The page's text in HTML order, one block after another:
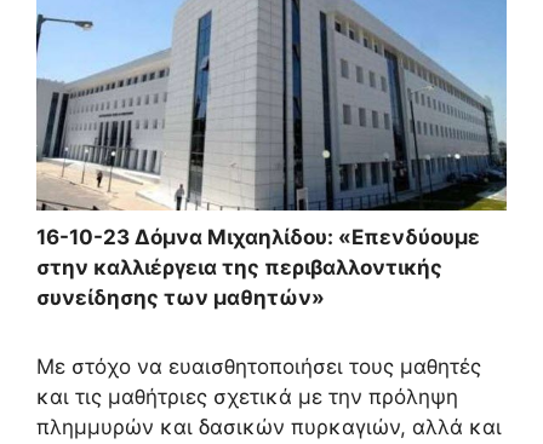
16-10-23 Δόμνα Μιχαηλίδου: «Επενδύουμε
στην καλλιέργεια της περιβαλλοντικής
συνείδησης των μαθητών»
Με στόχο να ευαισθητοποιήσει τους μαθητές
και τις μαθήτριες σχετικά με την πρόληψη
πλημμυρών και δασικών πυρκαγιών, αλλά και